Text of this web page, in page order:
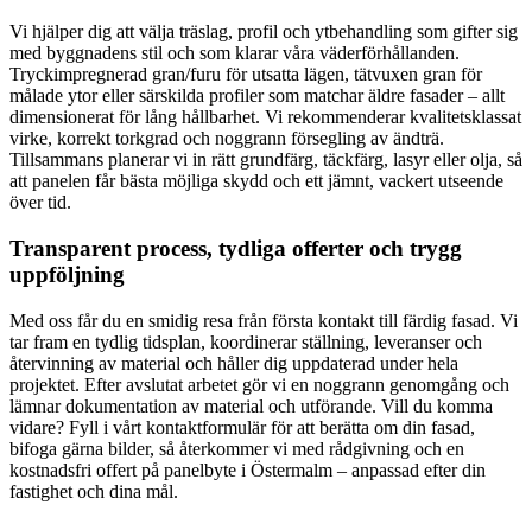
Vi hjälper dig att välja träslag, profil och ytbehandling som gifter sig
med byggnadens stil och som klarar våra väderförhållanden.
Tryckimpregnerad gran/furu för utsatta lägen, tätvuxen gran för
målade ytor eller särskilda profiler som matchar äldre fasader – allt
dimensionerat för lång hållbarhet. Vi rekommenderar kvalitetsklassat
virke, korrekt torkgrad och noggrann försegling av ändträ.
Tillsammans planerar vi in rätt grundfärg, täckfärg, lasyr eller olja, så
att panelen får bästa möjliga skydd och ett jämnt, vackert utseende
över tid.
Transparent process, tydliga offerter och trygg
uppföljning
Med oss får du en smidig resa från första kontakt till färdig fasad. Vi
tar fram en tydlig tidsplan, koordinerar ställning, leveranser och
återvinning av material och håller dig uppdaterad under hela
projektet. Efter avslutat arbetet gör vi en noggrann genomgång och
lämnar dokumentation av material och utförande. Vill du komma
vidare? Fyll i vårt kontaktformulär för att berätta om din fasad,
bifoga gärna bilder, så återkommer vi med rådgivning och en
kostnadsfri offert på panelbyte i Östermalm – anpassad efter din
fastighet och dina mål.